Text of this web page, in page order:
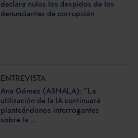
declara nulos los despidos de los
denunciantes de corrupción
ENTREVISTA
Ana Gómez (ASNALA): "La
utilización de la IA continuará
planteándonos interrogantes
sobre la ...